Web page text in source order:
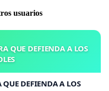
usuarios
QUE DEFIENDA A LOS
QUE DEFIENDA A LOS